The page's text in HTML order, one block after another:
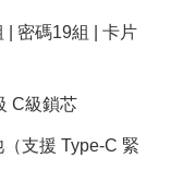
| 密碼19組 | 卡片
C級鎖芯
支援 Type-C 緊